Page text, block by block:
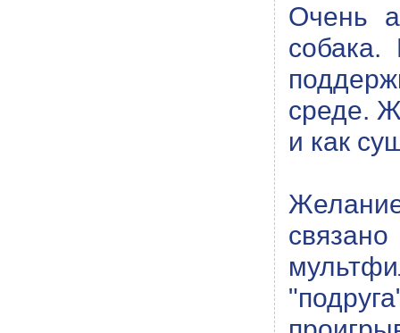
Очень
собака.
среде.
и как